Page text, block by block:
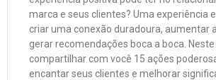
marca e seus clientes? Uma experiência
criar uma conexão duradoura, aumentar
gerar recomendações boca a boca.
compartilhar com você 15 ações
encantar seus clientes e melhorar